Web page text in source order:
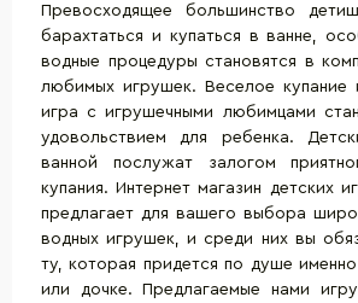
Превосходящее большинство
барахтаться и купаться в ванне,
водные процедуры становятся в
любимых игрушек. Веселое купание
игра с игрушечными любимцами
удовольствием для ребенка.
ванной послужат залогом
купания. Интернет магазин детских
предлагает для вашего выбора
водных игрушек, и среди них вы
ту, которая придется по душе
или дочке. Предлагаемые нами